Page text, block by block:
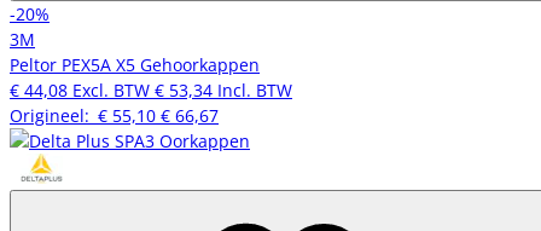
-20%
3M
Peltor PEX5A X5 Gehoorkappen
€ 44,08 Excl. BTW € 53,34 Incl. BTW
Origineel: € 55,10 € 66,67